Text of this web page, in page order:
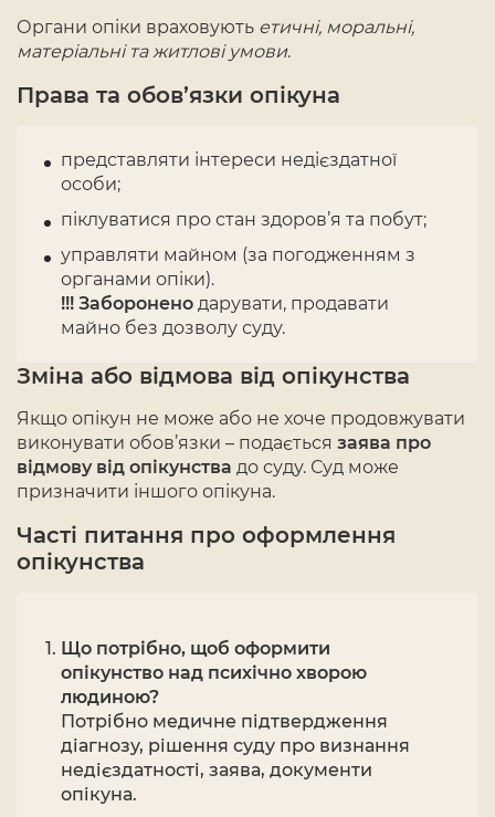
Органи опіки враховують етичні, моральні,
матеріальні та житлові умови.
Права та обов’язки опікуна
представляти інтереси недієздатної
особи;
піклуватися про стан здоров’я та побут;
управляти майном (за погодженням з
органами опіки).
!!! Заборонено дарувати, продавати
майно без дозволу суду.
Зміна або відмова від опікунства
Якщо опікун не може або не хоче продовжувати
виконувати обов’язки – подається заява про
відмову від опікунства до суду. Суд може
призначити іншого опікуна.
Часті питання про оформлення
опікунства
Що потрібно, щоб оформити
опікунство над психічно хворою
людиною?
Потрібно медичне підтвердження
діагнозу, рішення суду про визнання
недієздатності, заява, документи
опікуна.